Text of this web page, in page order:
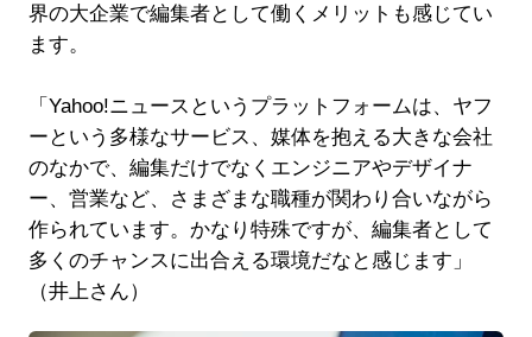
界の大企業で編集者として働くメリットも感じてい
ます。
「Yahoo!ニュースというプラットフォームは、ヤフ
ーという多様なサービス、媒体を抱える大きな会社
のなかで、編集だけでなくエンジニアやデザイナ
ー、営業など、さまざまな職種が関わり合いながら
作られています。かなり特殊ですが、編集者として
多くのチャンスに出合える環境だなと感じます」
（井上さん）